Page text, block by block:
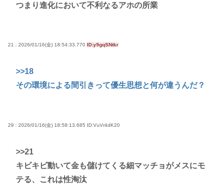
つまり進化において不利なるアホの所業
21 : 2026/01/16(金) 18:54:33.770 ID:y9gqSNtkr
>>18
その環境による間引きって優生思想と何が違うんだ？
29 : 2026/01/16(金) 18:58:13.685 ID:VuVr4dK20
>>21
キビキビ動いて金も儲けてくる細マッチョがメスにモ
テる、これは性淘汰